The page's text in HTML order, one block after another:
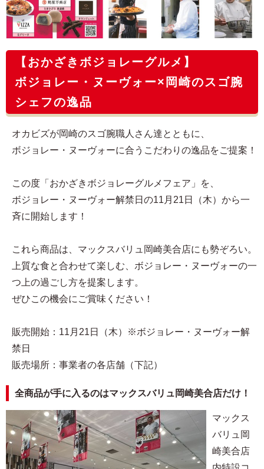
【おかざきボジョレーグルメ】
ボジョレー・ヌーヴォー×岡崎のスゴ腕
シェフの逸品
オカビズが岡崎のスゴ腕職人さん達とともに、
ボジョレー・ヌーヴォーに合うこだわりの逸品をご提案！
この度「おかざきボジョレーグルメフェア」を、
ボジョレー・ヌーヴォー解禁日の11月21日（木）から一
斉に開始します！
これら商品は、マックスバリュ岡崎美合店にも勢ぞろい。
上質な食と合わせて楽しむ、ボジョレー・ヌーヴォーの一
つ上の過ごし方を提案します。
ぜひこの機会にご賞味ください！
販売開始：11月21日（木）※ボジョレー・ヌーヴォー解
禁日
販売場所：事業者の各店舗（下記）
全商品が手に入るのはマックスバリュ岡崎美合店だけ！
マックス
バリュ岡
崎美合店